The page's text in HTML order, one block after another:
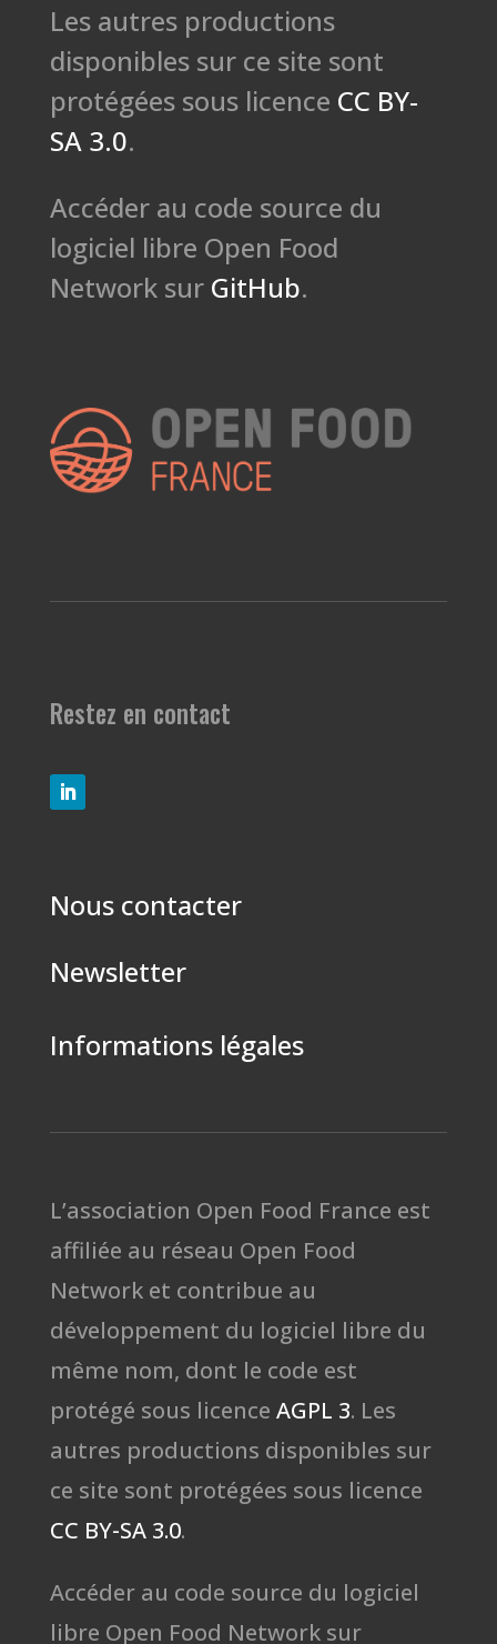
Les autres productions
disponibles sur ce site sont
protégées sous licence CC BY-
SA 3.0.
Accéder au code source du
logiciel libre Open Food
Network sur GitHub.
Restez en contact
Nous contacter
Newsletter
Informations légales
L’association Open Food France est
affiliée au réseau Open Food
Network et contribue au
développement du logiciel libre du
même nom, dont le code est
protégé sous licence AGPL 3. Les
autres productions disponibles sur
ce site sont protégées sous licence
CC BY-SA 3.0.
Accéder au code source du logiciel
libre Open Food Network sur